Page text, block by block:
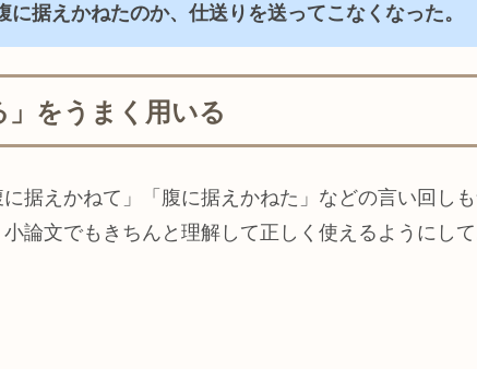
据えかねたのか、仕送りを送ってこなくなった。
」をうまく用いる
に据えかねて」「腹に据えかねた」などの言い回し
論文でもきちんと理解して正しく使えるようにして